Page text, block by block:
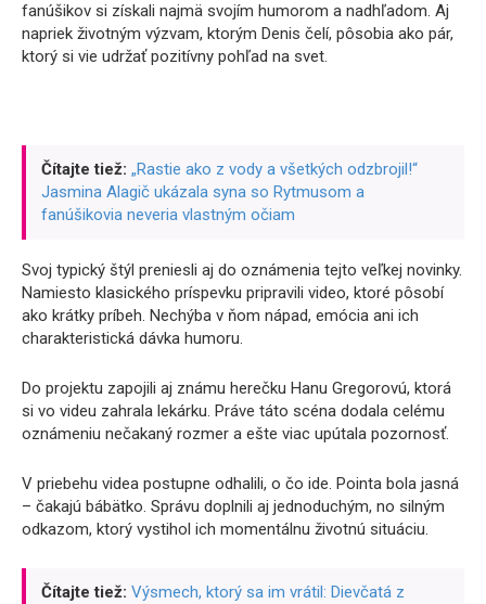
fanúšikov si získali najmä svojím humorom a nadhľadom. Aj
napriek životným výzvam, ktorým Denis čelí, pôsobia ako pár,
ktorý si vie udržať pozitívny pohľad na svet.
Čítajte tiež: „Rastie ako z vody a všetkých odzbrojil!“
Jasmina Alagič ukázala syna so Rytmusom a
fanúšikovia neveria vlastným očiam
Svoj typický štýl preniesli aj do oznámenia tejto veľkej novinky.
Namiesto klasického príspevku pripravili video, ktoré pôsobí
ako krátky príbeh. Nechýba v ňom nápad, emócia ani ich
charakteristická dávka humoru.
Do projektu zapojili aj známu herečku Hanu Gregorovú, ktorá
si vo videu zahrala lekárku. Práve táto scéna dodala celému
oznámeniu nečakaný rozmer a ešte viac upútala pozornosť.
V priebehu videa postupne odhalili, o čo ide. Pointa bola jasná
– čakajú bábätko. Správu doplnili aj jednoduchým, no silným
odkazom, ktorý vystihol ich momentálnu životnú situáciu.
Čítajte tiež: Výsmech, ktorý sa im vrátil: Dievčatá z